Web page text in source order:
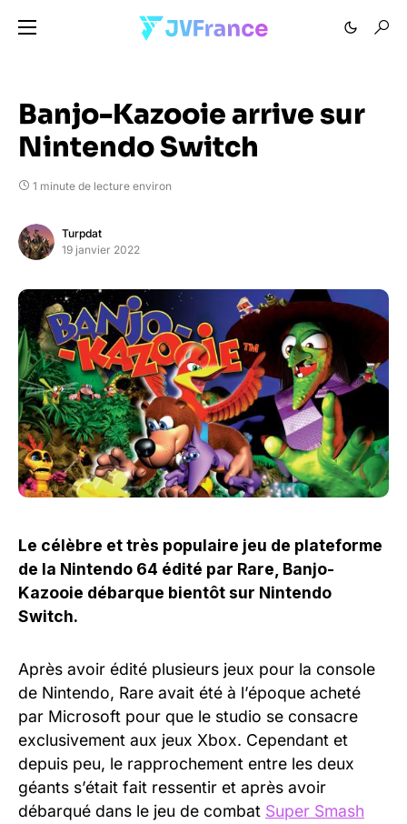
Banjo-Kazooie arrive sur
Nintendo Switch
1 minute de lecture environ
Turpdat
19 janvier 2022
Le célèbre et très populaire jeu de plateforme
de la Nintendo 64 édité par Rare, Banjo-
Kazooie débarque bientôt sur Nintendo
Switch.
Après avoir édité plusieurs jeux pour la console
de Nintendo, Rare avait été à l’époque acheté
par Microsoft pour que le studio se consacre
exclusivement aux jeux Xbox. Cependant et
depuis peu, le rapprochement entre les deux
géants s’était fait ressentir et après avoir
débarqué dans le jeu de combat Super Smash